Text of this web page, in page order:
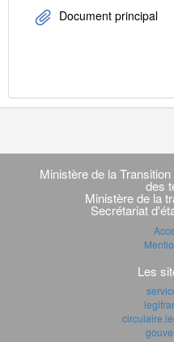
Document principal
Navigation
transverse
Ministère de la
des
Ministère de la
Secrétariat
Les